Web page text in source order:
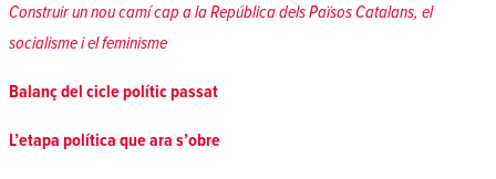
Construir un nou camí cap a la República dels Països Catalans, el
socialisme i el feminisme
Balanç del cicle polític passat
L’etapa política que ara s’obre